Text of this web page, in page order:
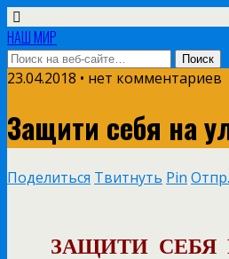
НАШ МИР
23.04.2018 • нет комментариев
Защити себя на
Поделиться Твитнуть Pin
ЗАЩИТИ СЕБЯ